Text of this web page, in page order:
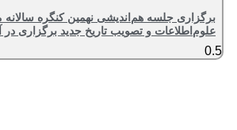
برگزاری جلسه هم‌اندیشی نهمین کنگره
علوم‌اطلاعات و تصویب تاریخ جدید برگزاری در آذر